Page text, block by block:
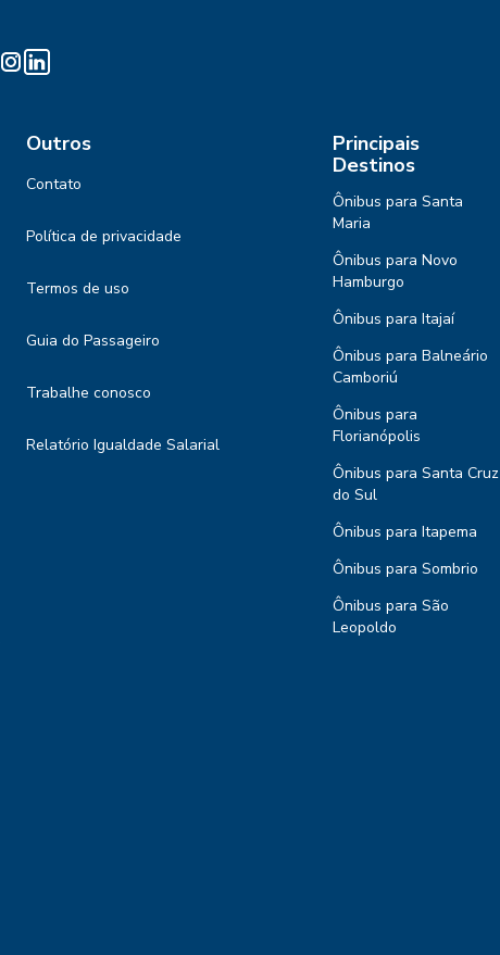
Outros
Contato
Política de privacidade
Termos de uso
Guia do Passageiro
Trabalhe conosco
Relatório Igualdade Salarial
Principais
Destinos
Ônibus para Santa
Maria
Ônibus para Novo
Hamburgo
Ônibus para Itajaí
Ônibus para Balneário
Camboriú
Ônibus para
Florianópolis
Ônibus para Santa Cruz
do Sul
Ônibus para Itapema
Ônibus para Sombrio
Ônibus para São
Leopoldo